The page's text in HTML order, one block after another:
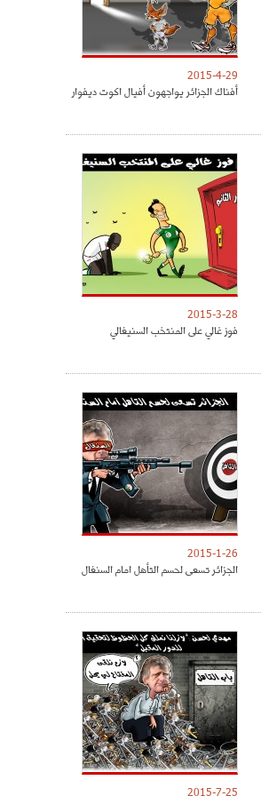
2015-4-29
أفناك الجزائر يواجهون أفيال اكوت ديفوار
2015-3-28
فوز غالي على المنتخب السنيغالي
2015-1-26
الجزائر تسعى لحسم التأهل امام السنغال
2015-7-25